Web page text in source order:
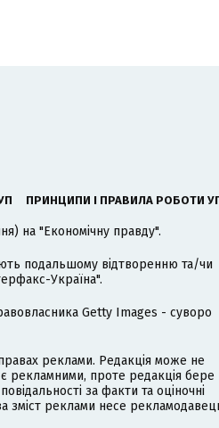
ПРИНЦИПИ І ПРАВИЛА РОБОТИ
на "Економічну правду".
подальшому відтворенню та/чи
Україна".
Getty Images - суворо
реклами. Редакція може не
рекламними, проте редакція бере
за факти та оціночні
зміст реклами несе